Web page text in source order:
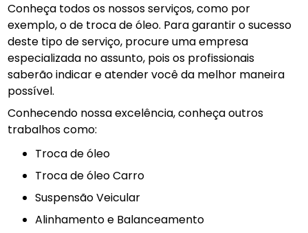
Conheça todos os nossos serviços, como por
exemplo, o de troca de óleo. Para garantir o sucesso
deste tipo de serviço, procure uma empresa
especializada no assunto, pois os profissionais
saberão indicar e atender você da melhor maneira
possível.
Conhecendo nossa excelência, conheça outros
trabalhos como:
troca de óleo
Troca de óleo Carro
Suspensão Veicular
Alinhamento e Balanceamento